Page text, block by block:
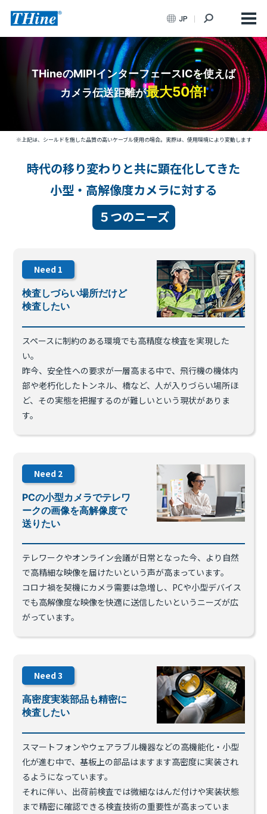
JP
THineのMIPIインターフェースICを使えば
カメラ伝送距離が最大50倍!
※上記は、シールドを施した品質の高いケーブル使用の場合。実際は、使用環境により変動します
時代の移り変わりと共に顕在化してきた
小型・高解像度カメラに対する
５つのニーズ
Need 1
検査しづらい場所だけど
検査したい
スペースに制約のある環境でも高精度な検査を実現した
い。
昨今、安全性への要求が一層高まる中で、飛行機の機体内
部や老朽化したトンネル、橋など、人が入りづらい場所ほ
ど、その実態を把握するのが難しいという現状がありま
す。
Need 2
PCの小型カメラでテレワ
ークの画像を高解像度で
送りたい
テレワークやオンライン会議が日常となった今、より自然
で高精細な映像を届けたいという声が高まっています。
コロナ禍を契機にカメラ需要は急増し、PCや小型デバイス
でも高解像度な映像を快適に送信したいというニーズが広
がっています。
Need3
高密度実装部品も精密に
検査したい
スマートフォンやウェアラブル機器などの高機能化・小型
化が進む中で、基板上の部品はますます高密度に実装され
るようになっています。
それに伴い、出荷前検査では微細なはんだ付けや実装状態
まで精密に確認できる検査技術の重要性が高まっていま